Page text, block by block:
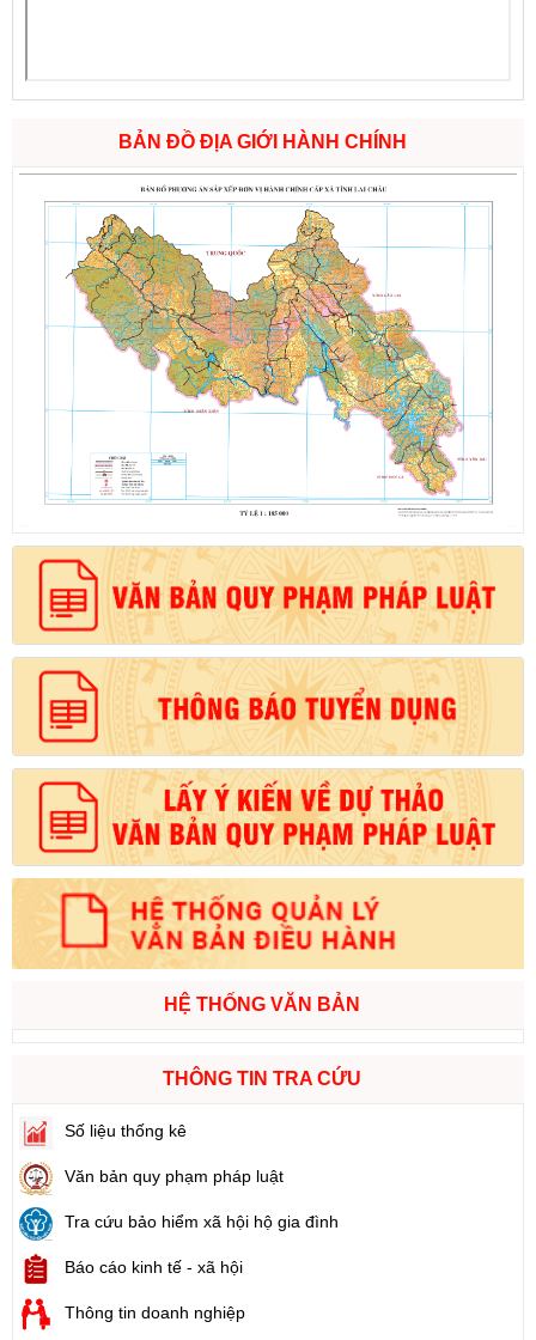
BẢN ĐỒ ĐỊA GIỚI HÀNH CHÍNH
HỆ THỐNG VĂN BẢN
THÔNG TIN TRA CỨU
Số liệu thống kê
Văn bản quy phạm pháp luật
Tra cứu bảo hiểm xã hội hộ gia đình
Báo cáo kinh tế - xã hội
Thông tin doanh nghiệp